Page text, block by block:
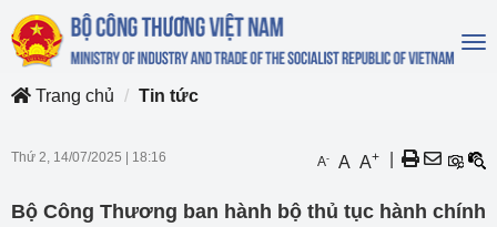
Trang chủ
Tin tức
Thứ 2, 14/07/2025 18:16 A- A A+
Bộ Công Thương ban hành bộ thủ tục hành chính